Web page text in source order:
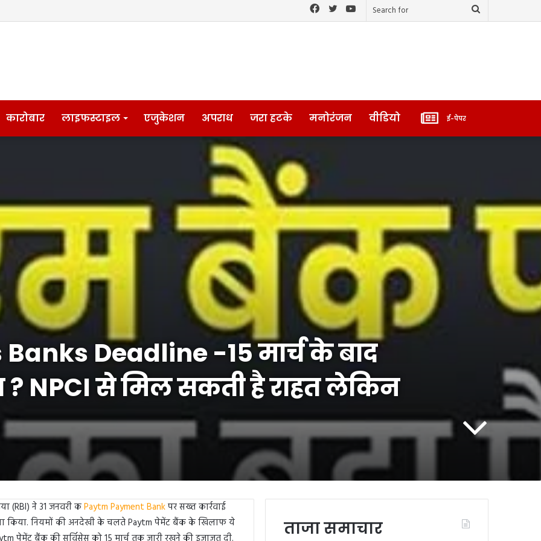
Search
YouTube
Twitter
Facebook
कारोबार लाइफस्टाइल एजुकेशन अपराध जरा हटके मनोरंजन वीडियो ई-
ई-पेपर
Deadline -15 मार्च के बाद
? NPCI से मिल सकती है राहत लेकिन
(RBI) ने 31 जनवरी कPaytm Payment Bankपर सख्त कार्रवाई
किया. नियमों की अनदेखी के चलते Paytm पेमेंट बैंक के खिलाफ ये
ताजा समाचार